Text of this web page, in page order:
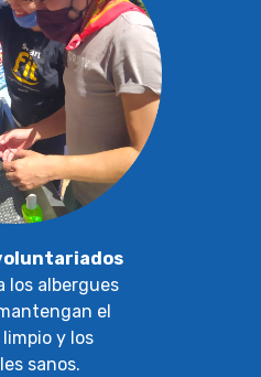
los albergues
el
y los
sanos.